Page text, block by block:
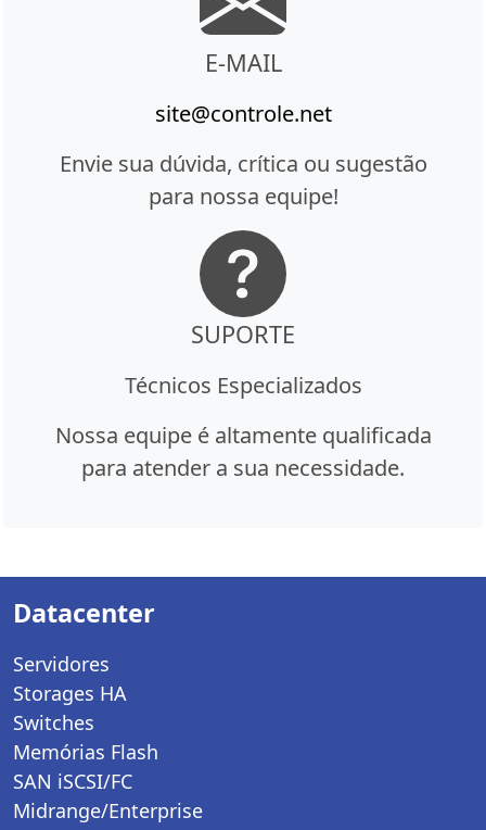
E-MAIL
site@controle.net
Envie sua dúvida, crítica ou sugestão
para nossa equipe!
SUPORTE
Técnicos Especializados
Nossa equipe é altamente qualificada
para atender a sua necessidade.
Datacenter
Servidores
Storages HA
Switches
Memórias Flash
SAN iSCSI/FC
Midrange/Enterprise